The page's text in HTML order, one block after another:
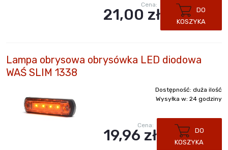
Cena:
21,00 zł
DO
KOSZYKA
Lampa obrysowa obrysówka LED diodowa
WAŚ SLIM 1338
Dostępność: duża ilość
Wysyłka w: 24 godziny
Cena:
19,96 zł
DO
KOSZYKA